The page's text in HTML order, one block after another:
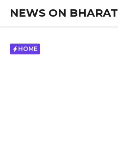
content
NEWS ON BHARAT
HOME